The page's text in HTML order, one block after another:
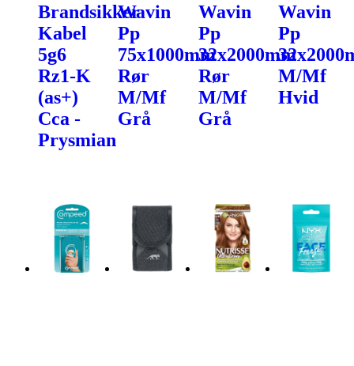
Brandsikker
Kabel
5g6
Rz1-K
(as+)
Cca -
Prysmian
Wavin
Pp
75x1000mm
Rør
M/Mf
Grå
Wavin
Pp
32x2000mm
Rør
M/Mf
Grå
Wavin
Pp
M/Mf
Hvid